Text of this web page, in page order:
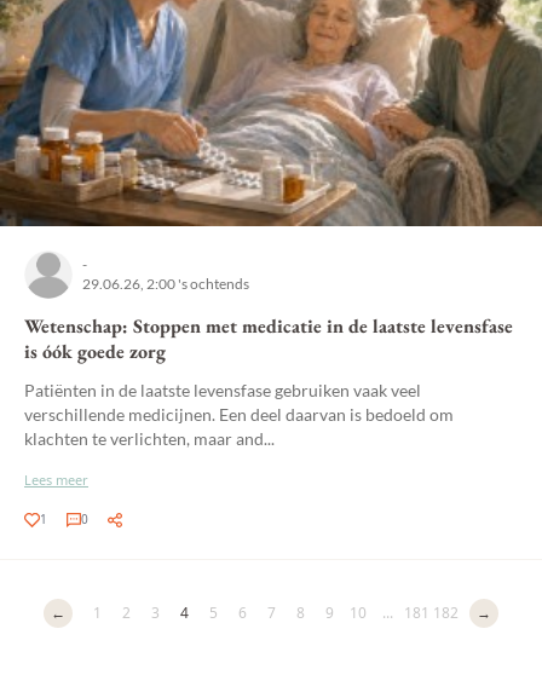
-
29.06.26, 2:00 's ochtends
Wetenschap: Stoppen met medicatie in de laatste levensfase
is óók goede zorg
Patiënten in de laatste levensfase gebruiken vaak veel
verschillende medicijnen. Een deel daarvan is bedoeld om
klachten te verlichten, maar and...
Lees meer
1 0
← 1 2 3 4 5 6 7 8 9 10 ... 181 182 →